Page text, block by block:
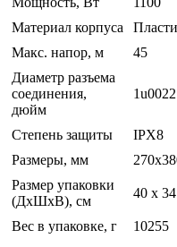
Материал корпуса
Макс. напор, м
45
Диаметр разъема
соединения,
дюйм
1u0022
Степень защиты
IPX8
Размеры, мм
Размер упаковки
(ДхШхВ), см
40 x
Вес в упаковке, г 10255